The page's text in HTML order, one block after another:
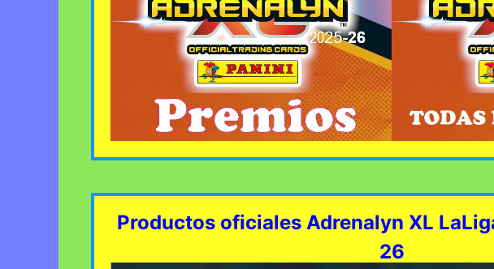
Productos oficiales Adrenalyn XL
26